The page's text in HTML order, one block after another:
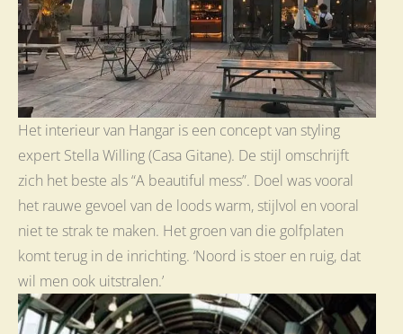
Het interieur van Hangar is een concept van styling
expert Stella Willing (Casa Gitane). De stijl omschrijft
zich het beste als “A beautiful mess”. Doel was vooral
het rauwe gevoel van de loods warm, stijlvol en vooral
niet te strak te maken. Het groen van die golfplaten
komt terug in de inrichting. ‘Noord is stoer en ruig, dat
wil men ook uitstralen.’